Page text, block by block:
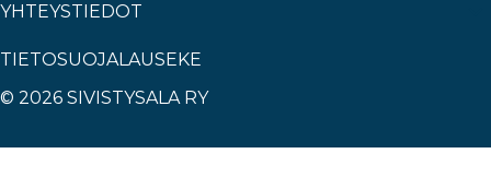
YHTEYSTIEDOT
TIETOSUOJALAUSEKE
© 2026 SIVISTYSALA RY